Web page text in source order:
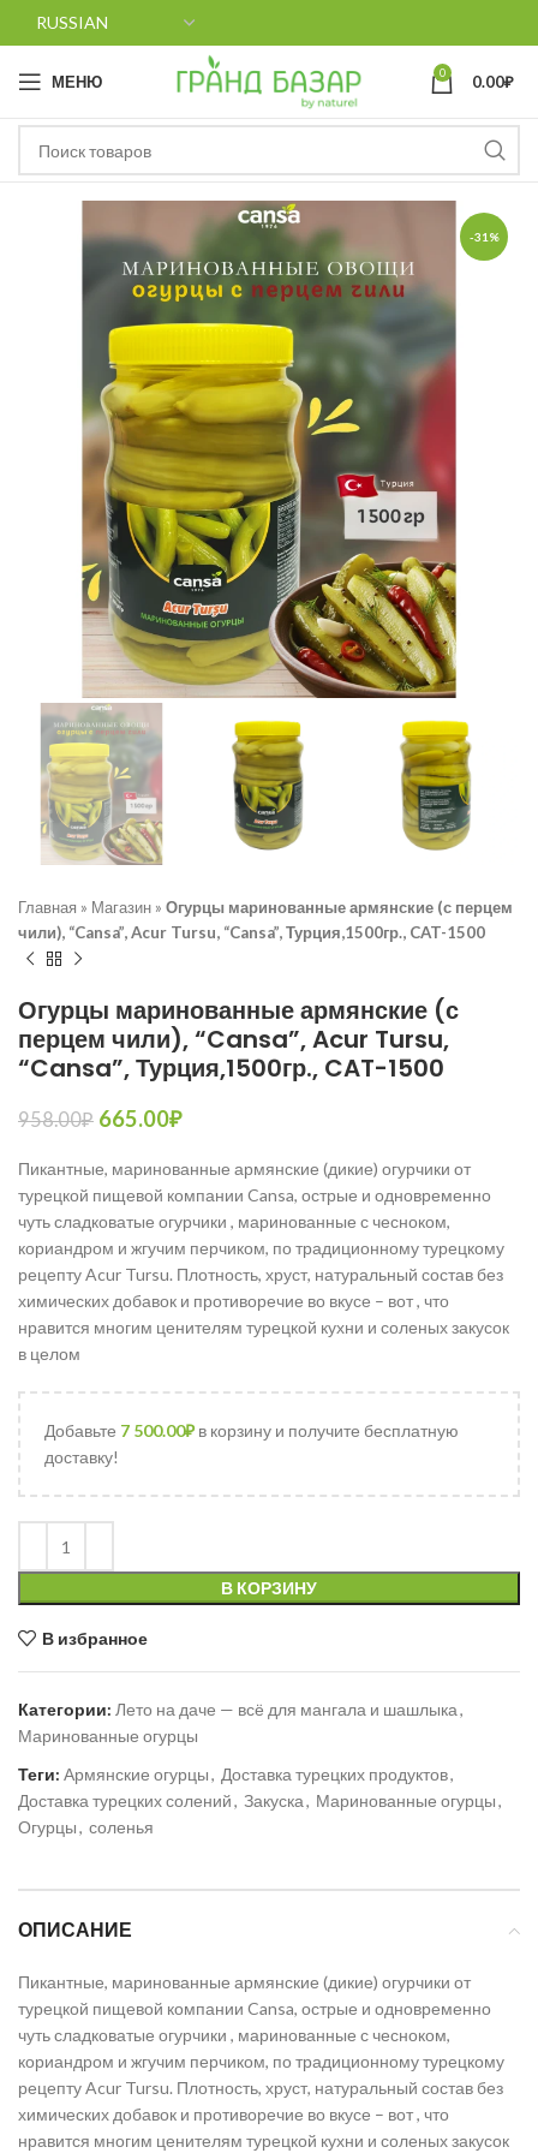
МЕНЮ 0 0.00₽
-31%
Главная » Магазин » Огурцы маринованные армянские (с перцем
чили), “Cansa”, Acur Tursu, “Cansa”, Турция,1500гр., CAT-1500
Огурцы маринованные армянские (с
перцем чили), “Cansa”, Acur Tursu,
“Cansa”, Турция,1500гр., CAT-1500
958.00₽ 665.00₽
Пикантные, маринованные армянские (дикие) огурчики от
турецкой пищевой компании Cansa, острые и одновременно
чуть сладковатые огурчики , маринованные с чесноком,
кориандром и жгучим перчиком, по традиционному турецкому
рецепту Acur Tursu. Плотность, хруст, натуральный состав без
химических добавок и противоречие во вкусе – вот , что
нравится многим ценителям турецкой кухни и соленых закусок
в целом
Добавьте 7 500.00₽в корзину и получите бесплатную
доставку!
В КОРЗИНУ
В избранное
Категории: Лето на даче — всё для мангала и шашлыка,
Маринованные огурцы
Теги: Армянские огурцы, Доставка турецких продуктов,
Доставка турецких солений, Закуска, Маринованные огурцы,
Огурцы, соленья
ОПИСАНИЕ
Пикантные, маринованные армянские (дикие) огурчики от
турецкой пищевой компании Cansa, острые и одновременно
чуть сладковатые огурчики , маринованные с чесноком,
кориандром и жгучим перчиком, по традиционному турецкому
рецепту Acur Tursu. Плотность, хруст, натуральный состав без
химических добавок и противоречие во вкусе – вот , что
нравится многим ценителям турецкой кухни и соленых закусок